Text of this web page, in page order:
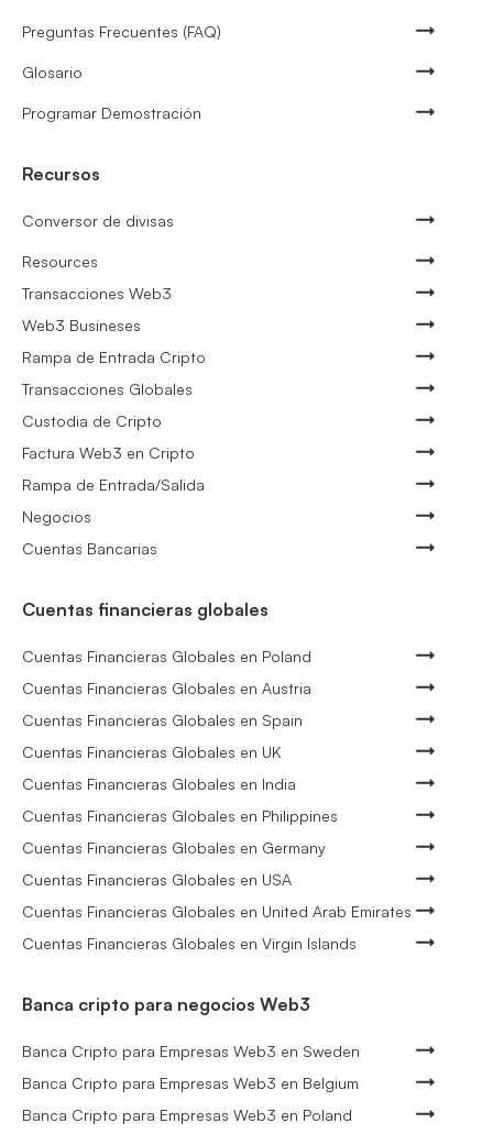
Preguntas Frecuentes (FAQ)
Glosario
Programar Demostración
Recursos
Conversor de divisas
Resources
Transacciones Web3
Web3 Busineses
Rampa de Entrada Cripto
Transacciones Globales
Custodia de Cripto
Factura Web3 en Cripto
Rampa de Entrada/Salida
Negocios
Cuentas Bancarias
Cuentas financieras globales
Cuentas Financieras Globales en Poland
Cuentas Financieras Globales en Austria
Cuentas Financieras Globales en Spain
Cuentas Financieras Globales en UK
Cuentas Financieras Globales en India
Cuentas Financieras Globales en Philippines
Cuentas Financieras Globales en Germany
Cuentas Financieras Globales en USA
Cuentas Financieras Globales en United Arab Emirates
Cuentas Financieras Globales en Virgin Islands
Banca cripto para negocios Web3
Banca Cripto para Empresas Web3 en Sweden
Banca Cripto para Empresas Web3 en Belgium
Banca Cripto para Empresas Web3 en Poland